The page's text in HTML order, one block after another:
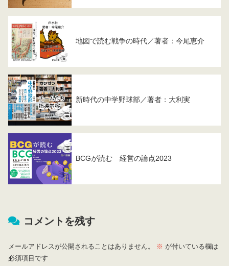
地図で読む戦争の時代／著者：今尾恵介
新時代の中学野球部／著者：大利実
BCGが読む 経営の論点2023
コメントを残す
メールアドレスが公開されることはありません。 ※ が付いている欄は
必須項目です